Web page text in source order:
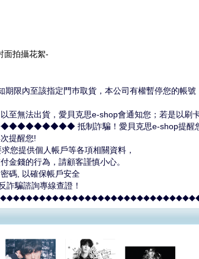
面拍攝花絮-
限內至該指定門巿取貨，本公司有權暫停您的帳
至無法出貨，愛貝克思e-shop會通知您；若是以刷
抵制詐騙！愛貝克思e-shop
提醒您!
您提供個人帳戶等各項相關資料，
金錢的行為，請顧客謹慎小心。
碼, 以確保帳戶安全
詐騙諮詢專線查證！